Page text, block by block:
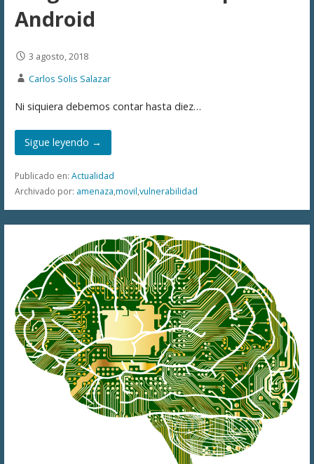
Android
3 agosto, 2018
Carlos Solis Salazar
Ni siquiera debemos contar hasta diez…
Sigue leyendo →
Publicado en: Actualidad
Archivado por: amenaza,movil,vulnerabilidad